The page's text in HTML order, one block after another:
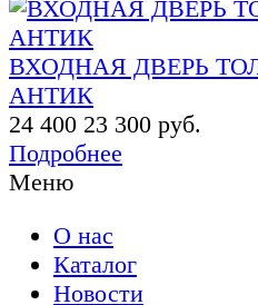
ВХОДНАЯ ДВЕРЬ
АНТИК
24 400 23 300 руб.
Подробнее
Меню
О нас
Каталог
Новости